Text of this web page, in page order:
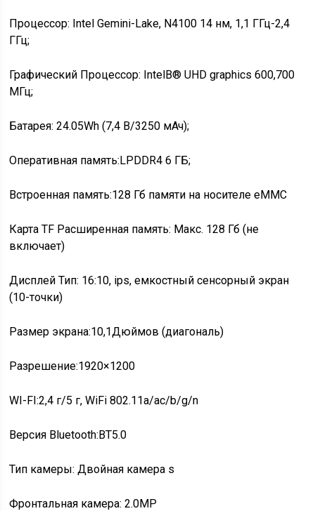
Процессор: Intel Gemini-Lake, N4100 14 нм, 1,1 ГГц-2,4
ГГц;
Графический Процессор: IntelВ® UHD graphics 600,700
МГц;
Батарея: 24.05Wh (7,4 В/3250 мАч);
Оперативная память:LPDDR4 6 ГБ;
Встроенная память:128 Гб памяти на носителе eMMC
Карта TF Расширенная память: Макс. 128 Гб (не
включает)
Дисплей Тип: 16:10, ips, емкостный сенсорный экран
(10-точки)
Размер экрана:10,1Дюймов (диагональ)
Разрешение:1920×1200
WI-FI:2,4 г/5 г, WiFi 802.11a/ac/b/g/n
Версия Bluetooth:BT5.0
Тип камеры: Двойная камера s
Фронтальная камера: 2.0MP